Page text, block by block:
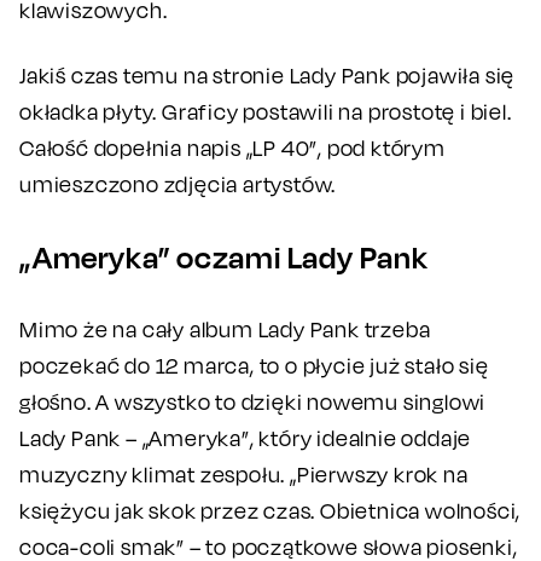
klawiszowych.
Jakiś czas temu na stronie Lady Pank pojawiła się
okładka płyty. Graficy postawili na prostotę i biel.
Całość dopełnia napis „LP 40”, pod którym
umieszczono zdjęcia artystów.
„Ameryka” oczami Lady Pank
Mimo że na cały album Lady Pank trzeba
poczekać do 12 marca, to o płycie już stało się
głośno. A wszystko to dzięki nowemu singlowi
Lady Pank – „Ameryka”, który idealnie oddaje
muzyczny klimat zespołu. „Pierwszy krok na
księżycu jak skok przez czas. Obietnica wolności,
coca-coli smak” – to początkowe słowa piosenki,